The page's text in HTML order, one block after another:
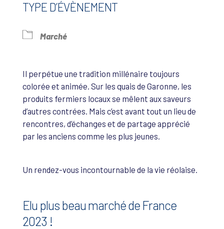
TYPE D’ÉVÈNEMENT
Marché
Il perpétue une tradition millénaire toujours
colorée et animée. Sur les quais de Garonne, les
produits fermiers locaux se mêlent aux saveurs
d’autres contrées. Mais c’est avant tout un lieu de
rencontres, d’échanges et de partage apprécié
par les anciens comme les plus jeunes.
Un rendez-vous incontournable de la vie réolaise.
Elu plus beau marché de France
2023 !